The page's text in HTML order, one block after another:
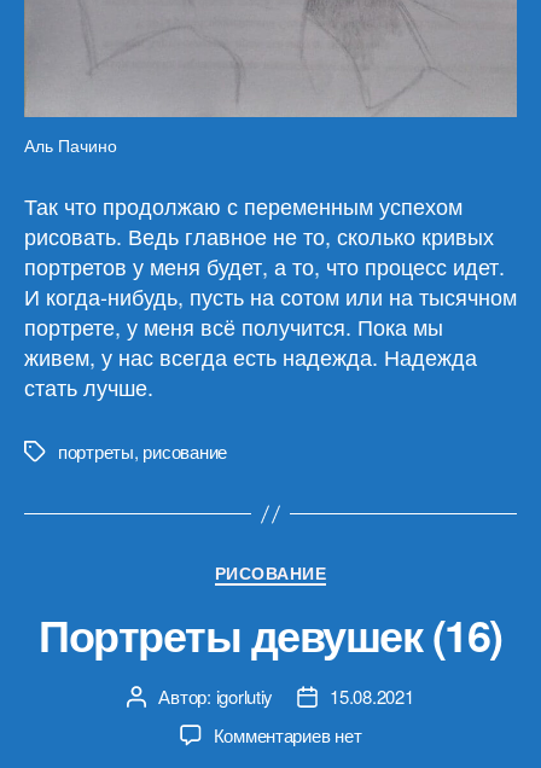
Аль Пачино
Так что продолжаю с переменным успехом
рисовать. Ведь главное не то, сколько кривых
портретов у меня будет, а то, что процесс идет.
И когда-нибудь, пусть на сотом или на тысячном
портрете, у меня всё получится. Пока мы
живем, у нас всегда есть надежда. Надежда
стать лучше.
Меткипортреты, рисование
Рубрики
РИСОВАНИЕ
Портреты девушек (16)
Автор
записи
Автор: igorlutiy
Дата15.08.2021
Комментариевк
нет